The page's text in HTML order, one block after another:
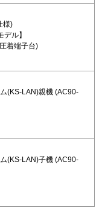
様)
ル】
着端子台)
(KS-LAN)親機 (AC90-
(KS-LAN)子機 (AC90-